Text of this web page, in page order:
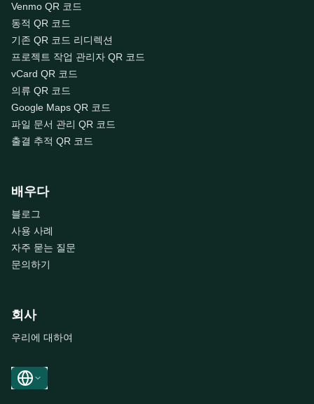
Venmo QR 코드
동적 QR 코드
기존 QR 코드 리디렉션
프로젝트 작업 관리자 QR 코드
vCard QR 코드
의류 QR 코드
Google Maps QR 코드
파일 문서 관리 QR 코드
출결 추적 QR 코드
배우다
블로그
사용 사례
자주 묻는 질문
문의하기
회사
우리에 대하여